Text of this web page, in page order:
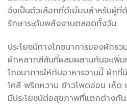
จึงเป็นตัวเลือกที่ดีเยี่ยมสำหรับผู้ที่
รักษาระดับพลังงานตลอดทั้งวัน
ประโยชน์ทางโภชนาการของผักรวม
ผักหลากสีสันที่ผสมผสานกันจะเพิ่
โภชนาการให้กับอาหารจานนี้ ผัก
โคลี พริกหวาน ข้าวโพดอ่อน เห็ด
มีประโยชน์ต่อสุขภาพที่แตกต่างกัน: